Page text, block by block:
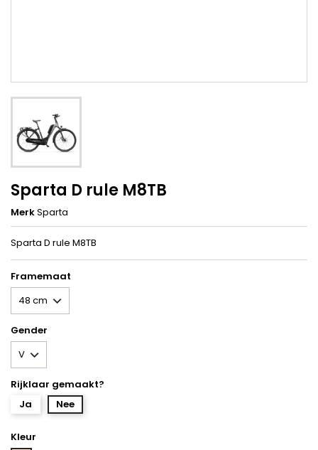
Sparta D rule M8TB
MerkSparta
Sparta D rule M8TB
Framemaat
Gender
Rijklaar gemaakt?
Ja
Nee
Kleur